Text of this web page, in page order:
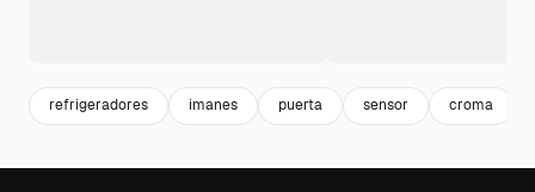
refrigeradores imanes puerta sensor croma